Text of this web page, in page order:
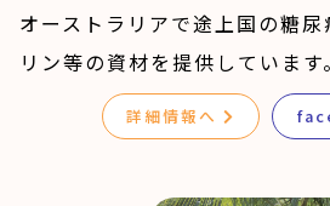
オーストラリアで途上国の糖
リン等の資材を提供しています。
詳細情報へ